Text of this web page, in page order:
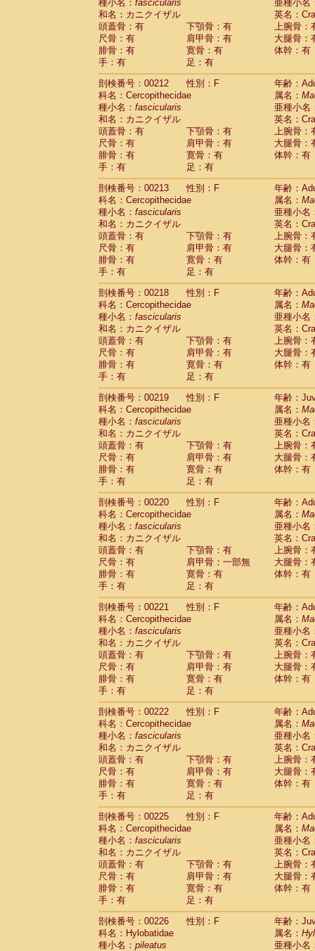
種小名： fascicularis
亜種小名
和名：カニクイザル
英名：
頭蓋骨：有
下顎骨：有
上腕骨：
尺骨：有
肩甲骨：有
大腿骨：
腓骨：有
寛骨：有
体幹：有
手：有
足：有
剖検番号：00212
性別：F
年齢：
科名：Cercopithecidae
属名：
種小名： fascicularis
亜種小名
和名：カニクイザル
英名：
頭蓋骨：有
下顎骨：有
上腕骨：
尺骨：有
肩甲骨：有
大腿骨：
腓骨：有
寛骨：有
体幹：有
手：有
足：有
剖検番号：00213
性別：F
年齢：
科名：Cercopithecidae
属名：
種小名： fascicularis
亜種小名
和名：カニクイザル
英名：
頭蓋骨：有
下顎骨：有
上腕骨：
尺骨：有
肩甲骨：有
大腿骨：
腓骨：有
寛骨：有
体幹：有
手：有
足：有
剖検番号：00218
性別：F
年齢：
科名：Cercopithecidae
属名：
種小名： fascicularis
亜種小名
和名：カニクイザル
英名：
頭蓋骨：有
下顎骨：有
上腕骨：
尺骨：有
肩甲骨：有
大腿骨：
腓骨：有
寛骨：有
体幹：有
手：有
足：有
剖検番号：00219
性別：F
年齢：
科名：Cercopithecidae
属名：
種小名： fascicularis
亜種小名
和名：カニクイザル
英名：
頭蓋骨：有
下顎骨：有
上腕骨：
尺骨：有
肩甲骨：有
大腿骨：
腓骨：有
寛骨：有
体幹：有
手：有
足：有
剖検番号：00220
性別：F
年齢：
科名：Cercopithecidae
属名：
種小名： fascicularis
亜種小名
和名：カニクイザル
英名：
頭蓋骨：有
下顎骨：有
上腕骨：
尺骨：有
肩甲骨：一部無
大腿骨：
腓骨：有
寛骨：有
体幹：有
手：有
足：有
剖検番号：00221
性別：F
年齢：
科名：Cercopithecidae
属名：
種小名： fascicularis
亜種小名
和名：カニクイザル
英名：
頭蓋骨：有
下顎骨：有
上腕骨：
尺骨：有
肩甲骨：有
大腿骨：
腓骨：有
寛骨：有
体幹：有
手：有
足：有
剖検番号：00222
性別：F
年齢：
科名：Cercopithecidae
属名：
種小名： fascicularis
亜種小名
和名：カニクイザル
英名：
頭蓋骨：有
下顎骨：有
上腕骨：
尺骨：有
肩甲骨：有
大腿骨：
腓骨：有
寛骨：有
体幹：有
手：有
足：有
剖検番号：00225
性別：F
年齢：
科名：Cercopithecidae
属名：
種小名： fascicularis
亜種小名
和名：カニクイザル
英名：
頭蓋骨：有
下顎骨：有
上腕骨：
尺骨：有
肩甲骨：有
大腿骨：
腓骨：有
寛骨：有
体幹：有
手：有
足：有
剖検番号：00226
性別：F
年齢：
科名：Hylobatidae
属名：
種小名： pileatus
亜種小名